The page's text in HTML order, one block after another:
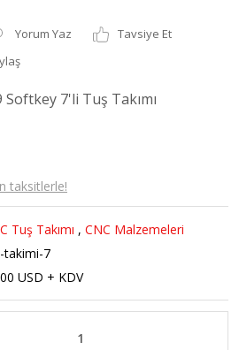
Yorum Yaz
Tavsiye Et
7'li Tuş Takımı
taksitlerle!
Tuş Takımı ,CNC Malzemeleri
takimi-7
USD + KDV